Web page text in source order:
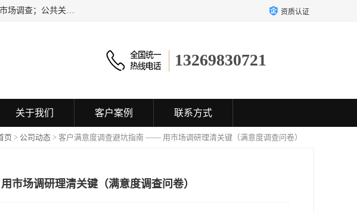
民安汇智（北京）信息咨询有限公司成立于2016年，注册地位于北京市朝阳区。经营范围包括经济贸易咨询；市场调查；公共关系服务；企业管理咨询；会议服务；企业策划；设计、制作、代理、发布广告；组织文化艺术交流活动（不含演出）；承办展览展示活动；技术推广服务。 资质认证
13269830721
关于我们 客户案例 联系方式
页 > 公司动态 > 客户满意度调查避坑指南 —— 用市场调研理清关键（满意度调查问卷）
场调研理清关键（满意度调查问卷）